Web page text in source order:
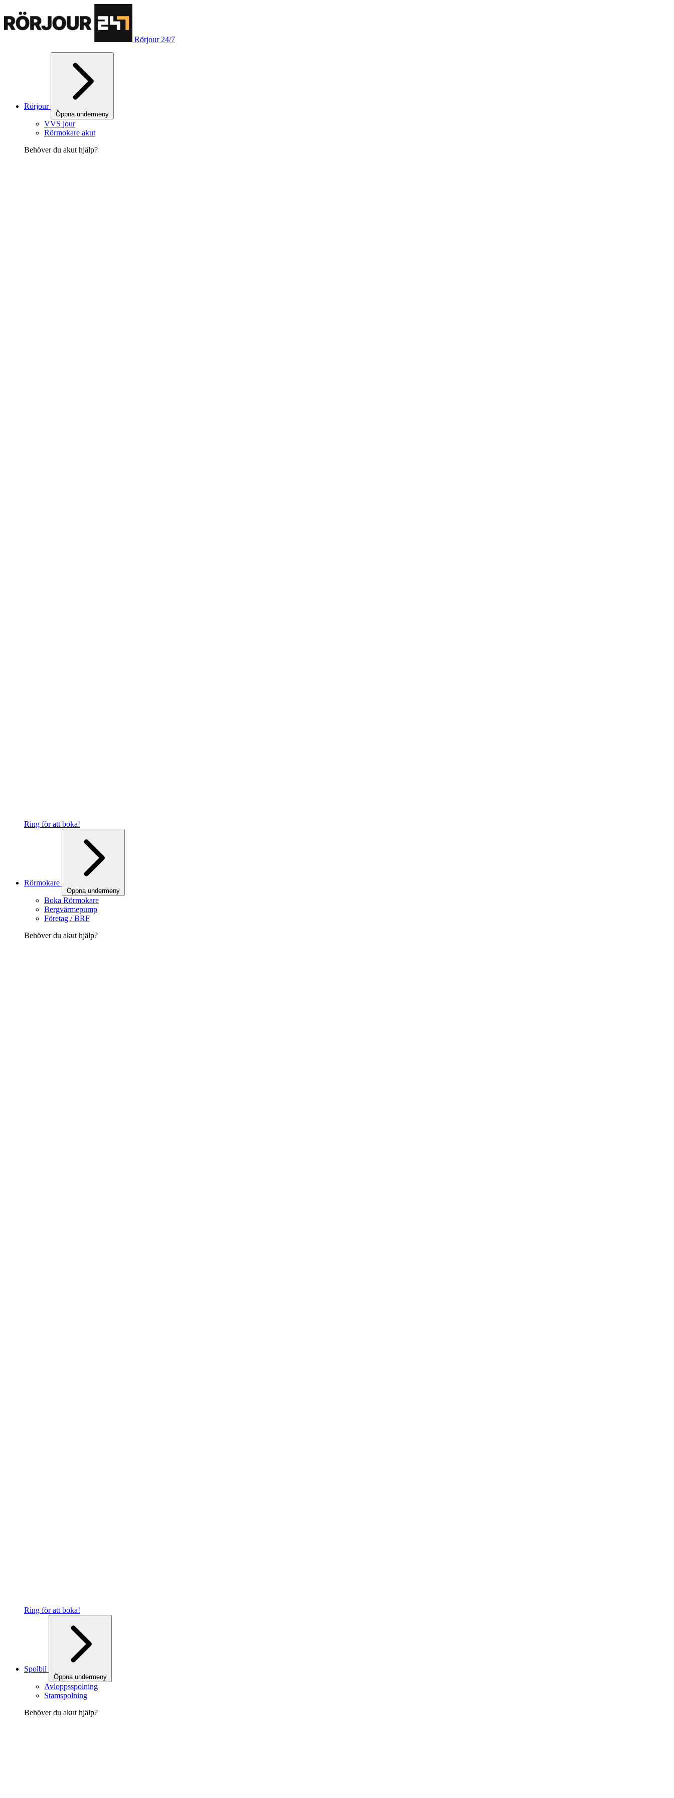
Rörjour 24/7
Rörjour
Öppna undermeny
VVS jour
Rörmokare akut
Behöver du akut hjälp?
Ring för att boka!
Rörmokare
Öppna undermeny
Boka Rörmokare
Bergvärmepump
Företag / BRF
Behöver du akut hjälp?
Ring för att boka!
Spolbil
Öppna undermeny
Avloppsspolning
Stamspolning
Behöver du akut hjälp?